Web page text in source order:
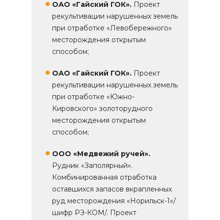
ОАО «Гайский ГОК». Проект
рекультивации нарушенных земель
при отработке «Левобережного»
месторождения открытым
способом;
ОАО «Гайский ГОК». Проект
рекультивации нарушенных земель
при отработке «Южно-
Кировского» золоторудного
месторождения открытым
способом;
ООО «Медвежий ручей».
Рудник «Заполярный».
Комбинированная отработка
оставшихся запасов вкрапленных
руд месторождения «Норильск-1»/
шифр РЗ-КОМ/. Проект